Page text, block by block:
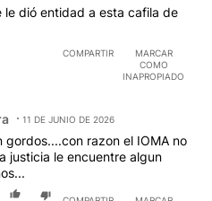
le dió entidad a esta cafila de
COMPARTIR
MARCAR
COMO
INAPROPIADO
Saavedra.
11 DE JUNIO DE 2026
gordos....con razon el IOMA no
justicia le encuentre algun